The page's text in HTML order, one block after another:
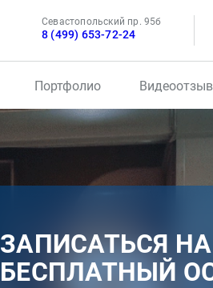
Севастопольский пр. 95б
8 (499) 653-72-24
Портфолио
ЗАПИСАТЬСЯ НА
БЕСПЛАТНЫЙ